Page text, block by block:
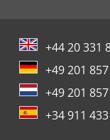
+44 20 331
+49 201
+49 201
+34 911